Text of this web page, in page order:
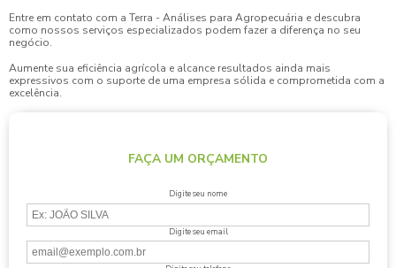
Entre em contato com a Terra - Análises para Agropecuária e descubra
como nossos serviços especializados podem fazer a diferença no seu
negócio.
Aumente sua eficiência agrícola e alcance resultados ainda mais
expressivos com o suporte de uma empresa sólida e comprometida com a
excelência.
FAÇA UM ORÇAMENTO
Digite seu nome
Digite seu email